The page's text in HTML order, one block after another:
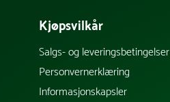
Kjøpsvilkår
Salgs- og leveringsbetingelser
Personvernerklæring
Informasjonskapsler